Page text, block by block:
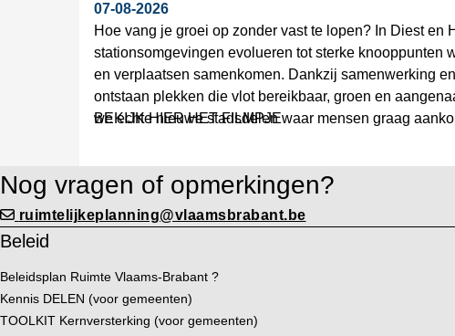
07-08-2026
Hoe vang je groei op zonder vast te lopen? In Diest en
stationsomgevingen evolueren tot sterke knooppunten
en verplaatsen samenkomen. Dankzij samenwerking
ontstaan plekken die vlot bereikbaar, groen en
we echte nieuwe stadsdelen waar mensen graag
BEKIJK HIER HET FILMPJE
Nog vragen of opmerkingen?
ruimtelijkeplanning@vlaamsbrabant.be
Beleid
Beleidsplan Ruimte Vlaams-Brabant ?
Kennis DELEN (voor gemeenten)
TOOLKIT Kernversterking (voor gemeenten)